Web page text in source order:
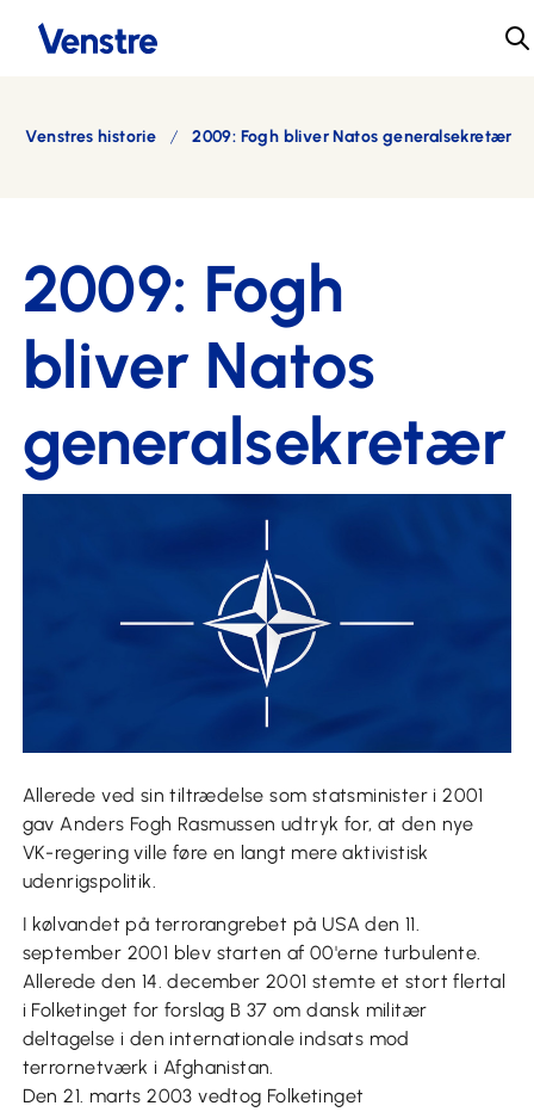
Venstres historie 2009: Fogh bliver Natos generalsekretær
2009: Fogh
bliver Natos
generalsekretær
Allerede ved sin tiltrædelse som statsminister i 2001
gav Anders Fogh Rasmussen udtryk for, at den nye
VK-regering ville føre en langt mere aktivistisk
udenrigspolitik.
I kølvandet på terrorangrebet på USA den 11.
september 2001 blev starten af 00'erne turbulente.
Allerede den 14. december 2001 stemte et stort flertal
i Folketinget for forslag B 37 om dansk militær
deltagelse i den internationale indsats mod
terrornetværk i Afghanistan.
Den 21. marts 2003 vedtog Folketinget